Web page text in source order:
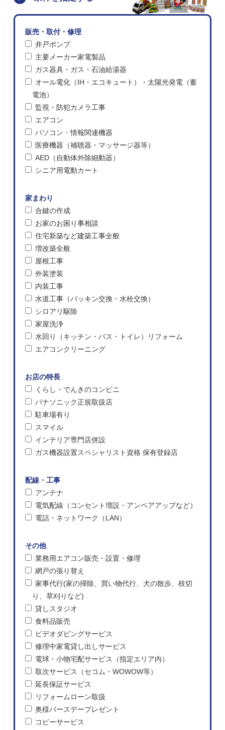
販売・取付・修理
井戸ポンプ
主要メーカー家電製品
ガス器具・ガス・石油給湯器
オール電化（IH・エコキュート）・太陽光発電（蓄
電池）
監視・防犯カメラ工事
エアコン
パソコン・情報関連機器
医療機器（補聴器・マッサージ器等）
AED（自動体外除細動器）
シニア用電動カート
家まわり
合鍵の作成
お家のお困り事相談
住宅新築など建築工事全般
増改築全般
屋根工事
外装塗装
内装工事
水道工事（パッキン交換・水栓交換）
シロアリ駆除
家屋洗浄
水回り（キッチン・バス・トイレ）リフォーム
エアコンクリーニング
お店の特長
くらし・でんきのコンビニ
パナソニック正規取扱店
駐車場有り
スマイル
インテリア専門店併設
ガス機器設置スペシャリスト資格 保有登録店
配線・工事
アンテナ
電気配線（コンセント増設・アンペアアップなど）
電話・ネットワーク（LAN）
その他
業務用エアコン販売・設置・修理
網戸の張り替え
家事代行(家の掃除、買い物代行、犬の散歩、枝切
り、草刈りなど)
貸しスタジオ
食料品販売
ビデオダビングサービス
修理中家電貸し出しサービス
電球・小物宅配サービス（指定エリア内）
取次サービス（セコム・WOWOW等）
延長保証サービス
リフォームローン取扱
奥様バースデープレゼント
コピーサービス